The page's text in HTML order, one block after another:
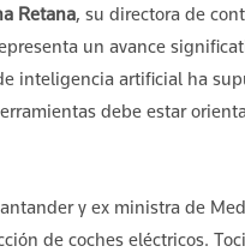
Retana, su directora de
un avance
inteligencia artificial ha
debe estar
y ex ministra de
de coches eléctricos.